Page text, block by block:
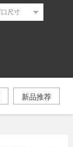
新品推荐